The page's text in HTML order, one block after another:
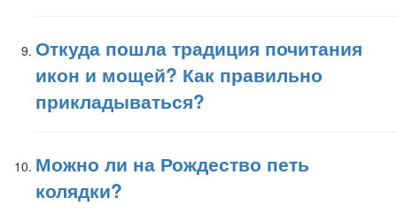
Откуда пошла традиция почитания
икон и мощей? Как правильно
прикладываться?
Можно ли на Рождество петь
колядки?